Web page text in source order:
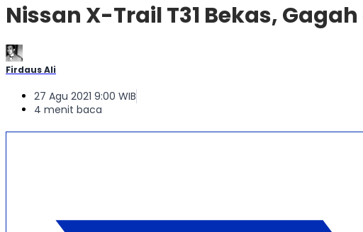
Nissan X-Trail T31 Bekas,
Firdaus Ali
27 Agu 2021 9:00 WIB
4 menit baca